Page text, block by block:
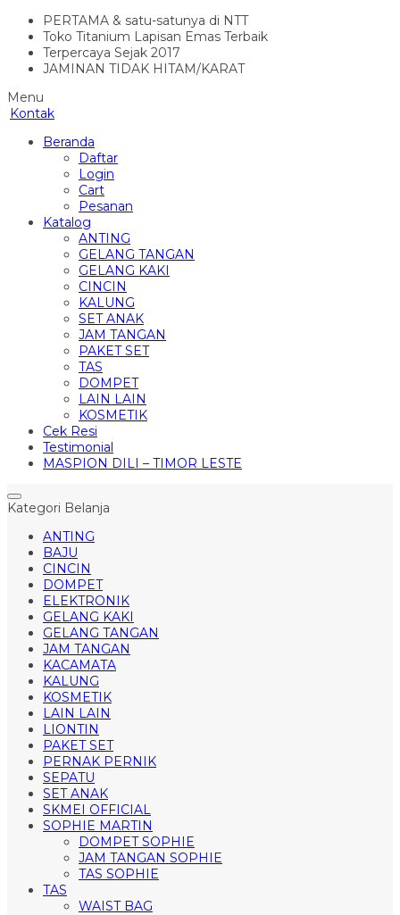
PERTAMA & satu-satunya di NTT
Toko Titanium Lapisan Emas Terbaik
Terpercaya Sejak 2017
JAMINAN TIDAK HITAM/KARAT
Menu
Kontak
Beranda
Daftar
Login
Cart
Pesanan
Katalog
ANTING
GELANG TANGAN
GELANG KAKI
CINCIN
KALUNG
SET ANAK
JAM TANGAN
PAKET SET
TAS
DOMPET
LAIN LAIN
KOSMETIK
Cek Resi
Testimonial
MASPION DILI – TIMOR LESTE
Kategori Belanja
ANTING
BAJU
CINCIN
DOMPET
ELEKTRONIK
GELANG KAKI
GELANG TANGAN
JAM TANGAN
KACAMATA
KALUNG
KOSMETIK
LAIN LAIN
LIONTIN
PAKET SET
PERNAK PERNIK
SEPATU
SET ANAK
SKMEI OFFICIAL
SOPHIE MARTIN
DOMPET SOPHIE
JAM TANGAN SOPHIE
TAS SOPHIE
TAS
WAIST BAG